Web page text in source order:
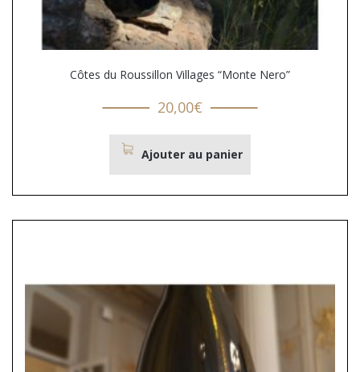
Côtes du Roussillon Villages “Monte Nero”
20,00€
Ajouter au panier